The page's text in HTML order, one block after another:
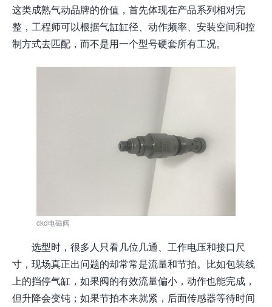
这类成熟气动品牌的价值，首先体现在产品系列相对完
整，工程师可以根据气缸缸径、动作频率、安装空间和控
制方式去匹配，而不是用一个型号硬套所有工况。
ckd电磁阀
选型时，很多人只看几位几通、工作电压和接口尺
寸，现场真正出问题的却常常是流量和节拍。比如包装线
上的挡停气缸，如果阀的有效流量偏小，动作也能完成，
但升降会变钝；如果节拍本来就紧，后面传感器等待时间